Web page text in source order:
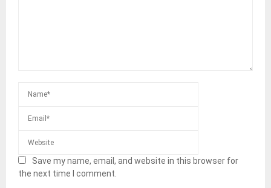
Save my name, email, and website in this browser for
the next time I comment.